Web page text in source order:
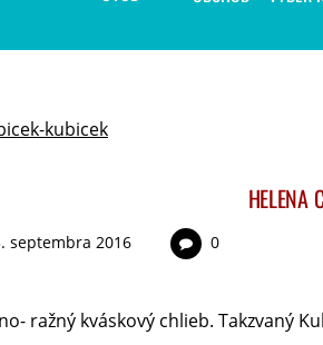
HELENA
septembra 2016 0
ražný kváskový chlieb. Takzvaný